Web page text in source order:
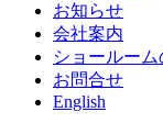
お知らせ
会社案内
ショールー
お問合せ
English